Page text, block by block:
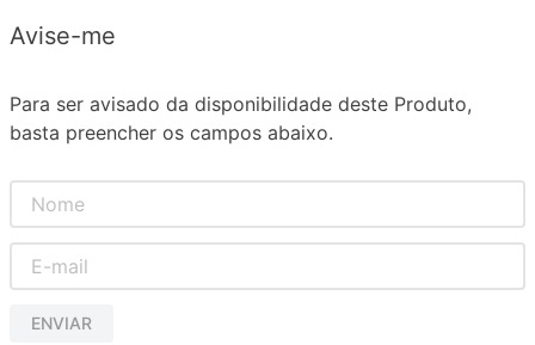
Avise-me
Para ser avisado da disponibilidade deste Produto,
basta preencher os campos abaixo.
ENVIAR